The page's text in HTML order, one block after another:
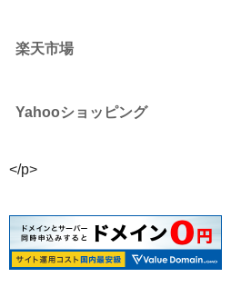
楽天市場
Yahooショッピング
</p>